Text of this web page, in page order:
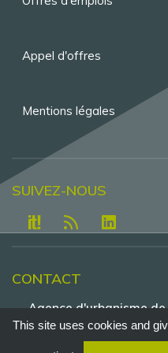
Appel d'offres
Mentions légales
CONTACT
Agence d'urbanisme
lyonnaise - Tour Part-
Servient - 69326 Lyon -
SUIVEZ-NOUS
This site uses cookies and